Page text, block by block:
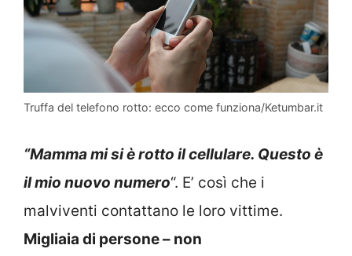
Truffa del telefono rotto: ecco come funziona/Ketumbar.it
“Mamma mi si è rotto il cellulare. Questo è
il mio nuovo numero“. E’ così che i
malviventi contattano le loro vittime.
Migliaia di persone – non